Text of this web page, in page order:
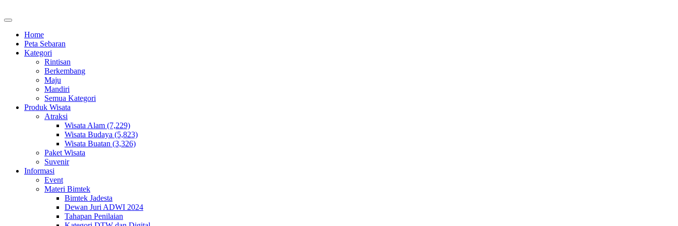
Home
Peta Sebaran
Kategori
Rintisan
Berkembang
Maju
Mandiri
Semua Kategori
Produk Wisata
Atraksi
Wisata Alam (7,229)
Wisata Budaya (5,823)
Wisata Buatan (3,326)
Paket Wisata
Suvenir
Informasi
Event
Materi Bimtek
Bimtek Jadesta
Dewan Juri ADWI 2024
Tahapan Penilaian